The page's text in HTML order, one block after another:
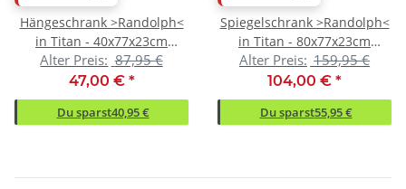
Hängeschrank >Randolph<
in Titan - 40x77x23cm
(BxHxT)
Alter Preis: 87,95 €
47,00 € *
Du sparst40,95 €
Spiegelschrank >Randolph<
in Titan - 80x77x23cm
(BxHxT)
Alter Preis: 159,95 €
104,00 € *
Du sparst55,95 €